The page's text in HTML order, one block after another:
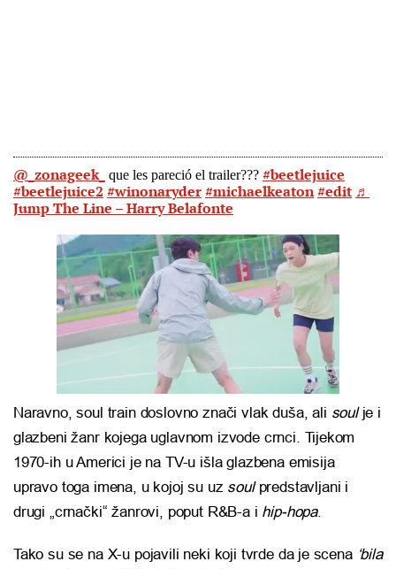
@_zonageek_ que les pareció el trailer??? #beetlejuice
#beetlejuice2 #winonaryder#michaelkeaton#edit ♬
Jump The Line – Harry Belafonte
Naravno, soul train doslovno znači vlak duša, ali soulje i
glazbeni žanr kojega uglavnom izvode crnci. Tijekom
1970-ih u Americi je na TV-u išla glazbena emisija
upravo toga imena, u kojoj su uz soulpredstavljani i
drugi „crnački“ žanrovi, poput R&B-a i hip-hopa.
Tako su se na X-u pojavili neki koji tvrde da je scena ‘bila